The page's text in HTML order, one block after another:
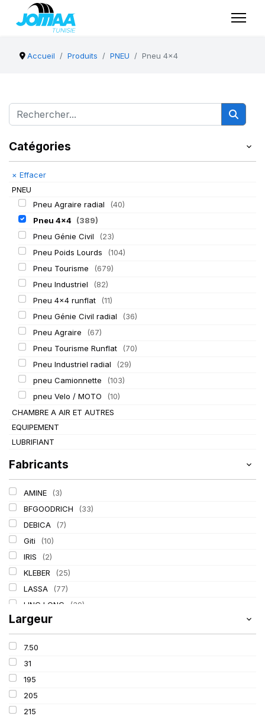
Accueil Produits PNEU Pneu 4x4
Catégories
× Effacer
PNEU
Pneu Agraire radial
(40)
Pneu 4x4 (389)
Pneu Génie Civil
(23)
Pneu Poids Lourds
(104)
Pneu Tourisme
(679)
Pneu Industriel
(82)
Pneu 4x4 runflat
(11)
Pneu Génie Civil radial
(36)
Pneu Agraire
(67)
Pneu Tourisme Runflat
(70)
Pneu Industriel radial
(29)
pneu Camionnette
(103)
pneu Velo / MOTO
(10)
CHAMBRE A AIR ET AUTRES
EQUIPEMENT
LUBRIFIANT
Fabricants
AMINE
(3)
BFGOODRICH
(33)
DEBICA
(7)
Giti
(10)
IRIS
(2)
KLEBER
(25)
LASSA
(77)
LING LONG
(39)
MICHELIN
PIRELLI (110)
TIGAR
Largeur
7.50
31
195
205
215